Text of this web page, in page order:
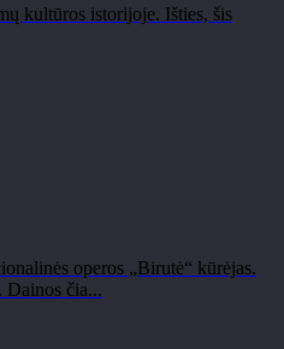
kultūros istorijoje. Išties, šis
operos „Birutė“ kūrėjas.
Dainos čia...